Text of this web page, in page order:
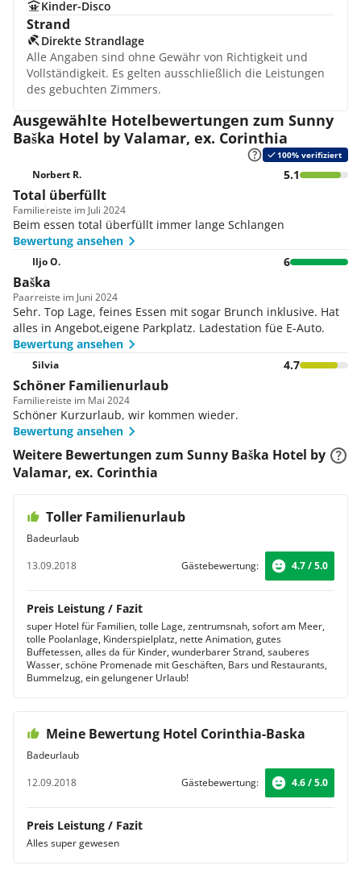
Kinder-Disco
Strand
Direkte Strandlage
Alle Angaben sind ohne Gewähr von Richtigkeit und
Vollständigkeit. Es gelten ausschließlich die Leistungen
des gebuchten Zimmers.
Ausgewählte Hotelbewertungen zum Sunny
Baška Hotel by Valamar, ex. Corinthia
100% verifiziert
Norbert R. 5.1
Total überfüllt
Familiereiste im Juli 2024
Beim essen total überfüllt immer lange Schlangen
Bewertung ansehen
Iljo O. 6
Baška
Paarreiste im Juni 2024
Sehr. Top Lage, feines Essen mit sogar Brunch inklusive. Hat
alles in Angebot,eigene Parkplatz. Ladestation füe E-Auto.
Bewertung ansehen
Silvia 4.7
Schöner Familienurlaub
Familiereiste im Mai 2024
Schöner Kurzurlaub, wir kommen wieder.
Bewertung ansehen
Weitere Bewertungen zum Sunny Baška Hotel by
Valamar, ex. Corinthia
Toller Familienurlaub
Badeurlaub
13.09.2018
Gästebewertung: 4.7 / 5.0
Preis Leistung / Fazit
super Hotel für Familien, tolle Lage, zentrumsnah, sofort am Meer,
tolle Poolanlage, Kinderspielplatz, nette Animation, gutes
Buffetessen, alles da für Kinder, wunderbarer Strand, sauberes
Wasser, schöne Promenade mit Geschäften, Bars und Restaurants,
Bummelzug, ein gelungener Urlaub!
Meine Bewertung Hotel Corinthia-Baska
Badeurlaub
12.09.2018
Gästebewertung: 4.6 / 5.0
Preis Leistung / Fazit
Alles super gewesen